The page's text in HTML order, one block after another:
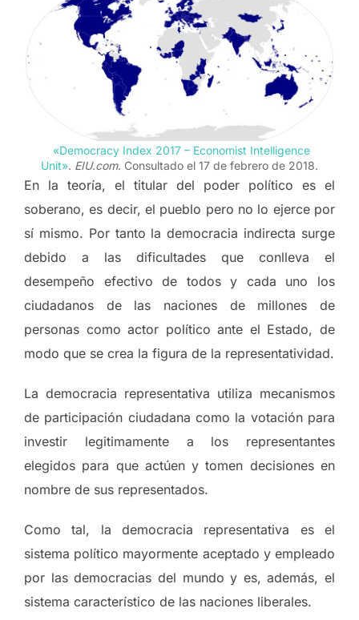
«Democracy Index 2017 – Economist Intelligence
Unit». EIU.com. Consultado el 17 de febrero de 2018.
En la teoría, el titular del poder político es el
soberano, es decir, el pueblo pero no lo ejerce por
sí mismo. Por tanto la democracia indirecta surge
debido a las dificultades que conlleva el
desempeño efectivo de todos y cada uno los
ciudadanos de las naciones de millones de
personas como actor político ante el Estado, de
modo que se crea la figura de la representatividad.
La democracia representativa utiliza mecanismos
de participación ciudadana como la votación para
investir legitimamente a los representantes
elegidos para que actúen y tomen decisiones en
nombre de sus representados.
Como tal, la democracia representativa es el
sistema político mayormente aceptado y empleado
por las democracias del mundo y es, además, el
sistema característico de las naciones liberales.